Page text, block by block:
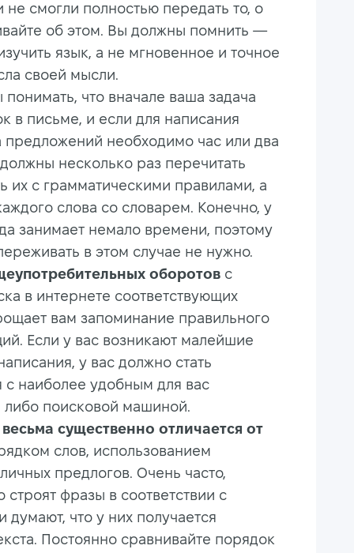
не смогли полностью передать то, о
об этом. Вы должны помнить —
язык, а не мгновенное и точное
своей мысли.
что вначале ваша задача
в письме, и если для написания
предложений необходимо час или два
несколько раз перечитать
их с грамматическими правилами, а
слова со словарем. Конечно, у
занимает немало времени, поэтому
в этом случае не нужно.
оборотов с
в интернете соответствующих
вам запоминание правильного
Если у вас возникают малейшие
у вас должно стать
с наиболее удобным для вас
поисковой машиной.
существенно отличается от
слов, использованием
предлогов. Очень часто,
фразы в соответствии с
что у них получается
Постоянно сравнивайте порядок